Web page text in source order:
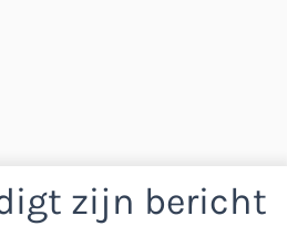
zijn bericht